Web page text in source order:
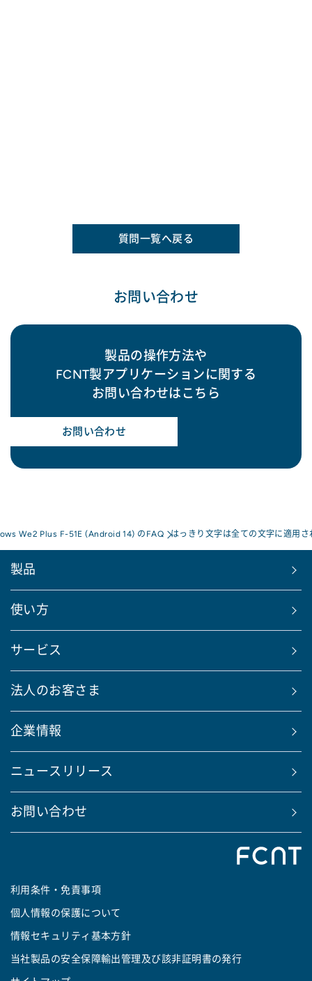
質問一覧へ戻る
お問い合わせ
製品の操作方法や
FCNT製アプリケーションに関する
お問い合わせはこちら
お問い合わせ
We2 Plus F-51E (Android 14) のFAQ はっきり文字は全ての文字に適用さ
製品
使い方
サービス
法人のお客さま
企業情報
ニュースリリース
お問い合わせ
利用条件・免責事項
個人情報の保護について
情報セキュリティ基本方針
当社製品の安全保障輸出管理及び該非証明書の発行